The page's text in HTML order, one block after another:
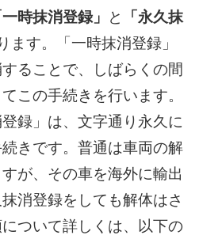
一時抹消登録」 と
「永久抹
ます。「一時抹消登録」
ることで、しばらくの間
この手続きを行います。
録」は、文字通り永久に
きです。普通は車両の解
が、その車を海外に輸出
消登録をしても解体はさ
ついて詳しくは、以下の